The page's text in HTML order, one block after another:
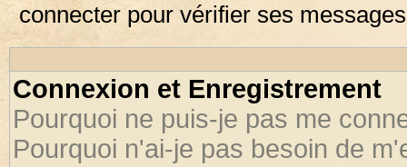
connecter pour vérifier ses
Connexion et Enregistrement
Pourquoi ne puis-je pas me
Pourquoi n'ai-je pas besoin de